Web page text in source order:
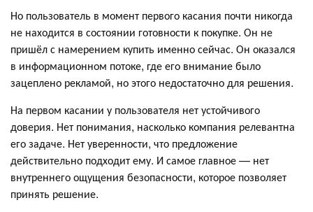
Но пользователь в момент первого касания почти никогда
не находится в состоянии готовности к покупке. Он не
пришёл с намерением купить именно сейчас. Он оказался
в информационном потоке, где его внимание было
зацеплено рекламой, но этого недостаточно для решения.
На первом касании у пользователя нет устойчивого
доверия. Нет понимания, насколько компания релевантна
его задаче. Нет уверенности, что предложение
действительно подходит ему. И самое главное — нет
внутреннего ощущения безопасности, которое позволяет
принять решение.